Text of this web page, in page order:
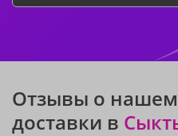
Отзывы о нашем
доставки в